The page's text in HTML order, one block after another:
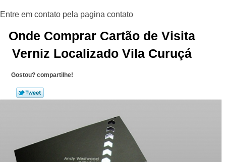
Onde Comprar Cartão de Visita
Verniz Localizado Vila Curuçá
Gostou? compartilhe!